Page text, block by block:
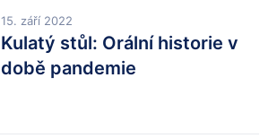
15. září 2022
Kulatý stůl: Orální historie v
době pandemie